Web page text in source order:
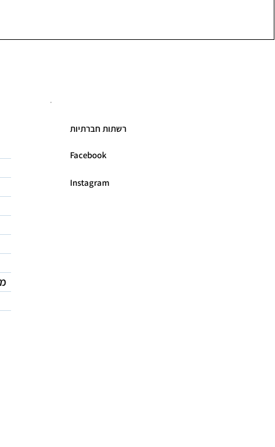
רשתות חברתיות
Facebook
Instagram